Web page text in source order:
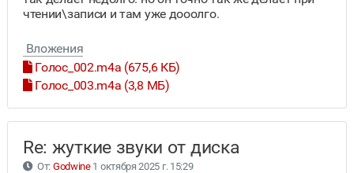
чтении\записи и там уже дооолго.
Вложения
Голос_002.m4a (675,6 КБ)
Голос_003.m4a (3,8 МБ)
Re: жуткие звуки от диска
От: Godwine1 октября 2025 г. 15:29